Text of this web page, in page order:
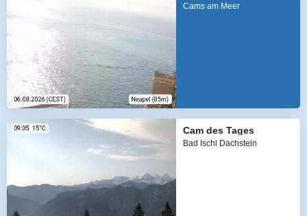
Cams am Meer
Cam des Tages
Bad Ischl Dachstein